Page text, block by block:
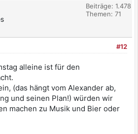
Beiträge: 1.478
Themen: 71
#12
alleine ist für den
(das hängt vom Alexander ab,
und seinen Plan!) würden wir
machen zu Musik und Bier oder